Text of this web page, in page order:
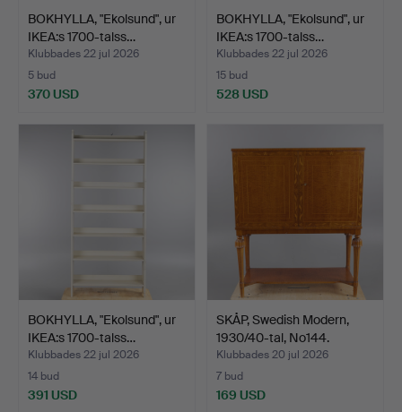
BOKHYLLA, "Ekolsund", ur
IKEA:s 1700-talss…
Klubbades 22 jul 2026
5 bud
370 USD
BOKHYLLA, "Ekolsund", ur
IKEA:s 1700-talss…
Klubbades 22 jul 2026
15 bud
528 USD
BOKHYLLA, "Ekolsund", ur
IKEA:s 1700-talss…
Klubbades 22 jul 2026
14 bud
391 USD
SKÅP, Swedish Modern,
1930/40-tal, No144.
Klubbades 20 jul 2026
7 bud
169 USD